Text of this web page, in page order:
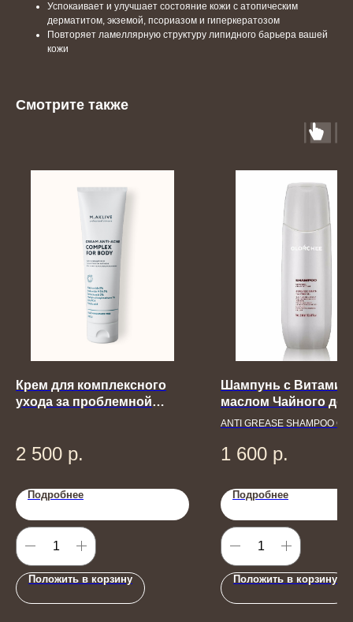
Успокаивает и улучшает состояние кожи с атопическим
дерматитом, экземой, псориазом и гиперкератозом
Повторяет ламеллярную структуру липидного барьера вашей
кожи
Смотрите также
Крем для комплексного
ухода за проблемной
2 500 р.
Подробнее
Положить в корзину
Шампунь с
маслом Чайного
для жирной кожи
ANTI GREASE SHAMPOO
1 600 р.
Подробнее
Положить в корзину